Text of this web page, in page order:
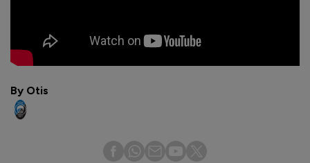
By Otis